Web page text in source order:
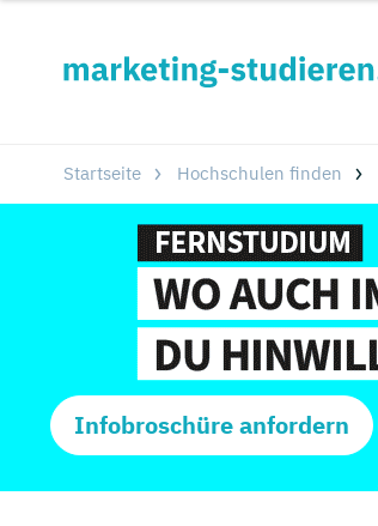
Startseite Hochschulen finden
Infobroschüre anfordern